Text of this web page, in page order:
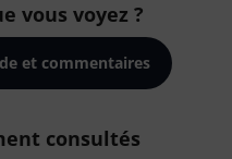
vous voyez ?
et commentaires
consultés